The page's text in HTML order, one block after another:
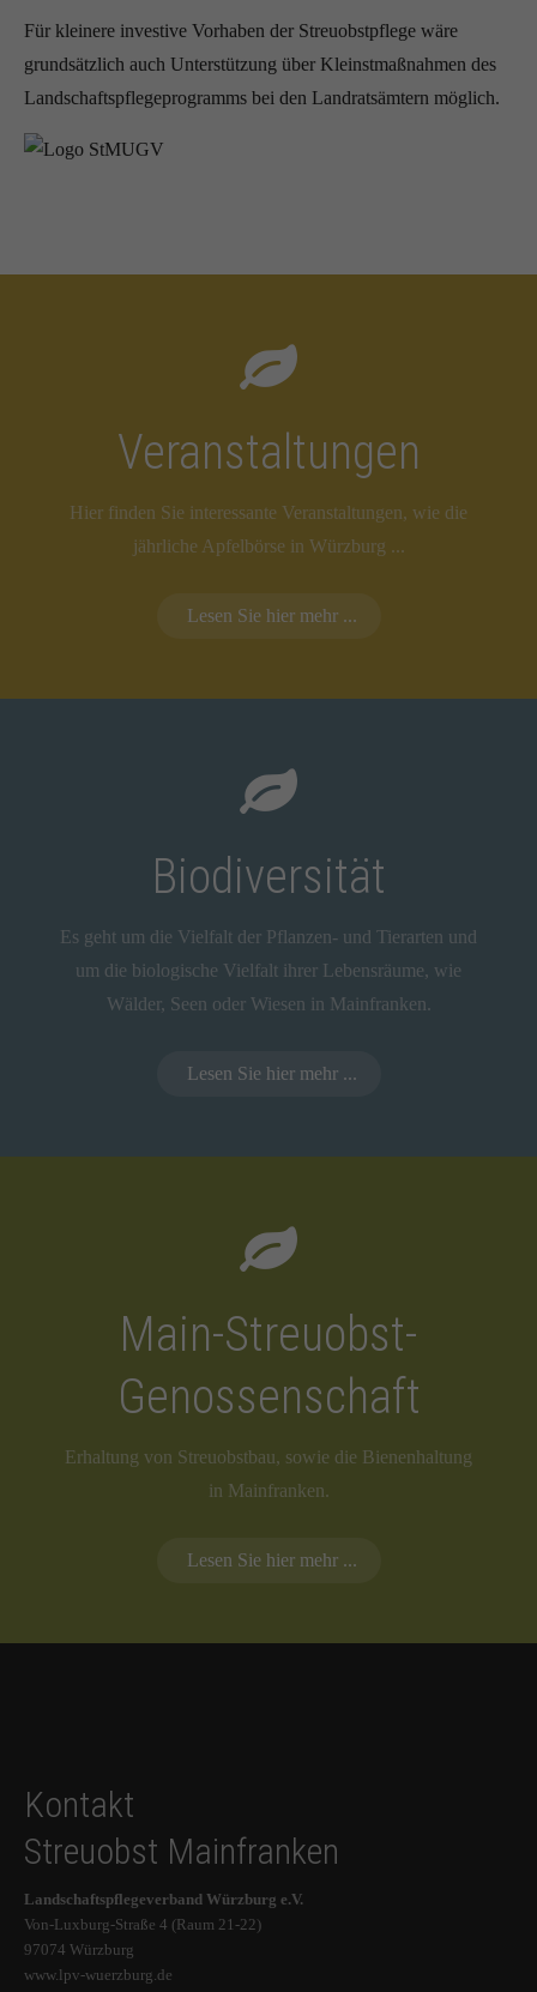
Für kleinere investive Vorhaben der Streuobstpflege wäre
grundsätzlich auch Unterstützung über Kleinstmaßnahmen des
Landschaftspflegeprogramms bei den Landratsämtern möglich.
Veranstaltungen
Hier finden Sie interessante Veranstaltungen, wie die
jährliche Apfelbörse in Würzburg ...
Lesen Sie hier mehr ...
Biodiversität
Es geht um die Vielfalt der Pflanzen- und Tierarten und
um die biologische Vielfalt ihrer Lebensräume, wie
Wälder, Seen oder Wiesen in Mainfranken.
Lesen Sie hier mehr ...
Main-Streuobst-
Genossenschaft
Erhaltung von Streuobstbau, sowie die Bienenhaltung
in Mainfranken.
Lesen Sie hier mehr ...
Kontakt
Streuobst Mainfranken
Landschaftspflegeverband Würzburg e.V.
Von-Luxburg-Straße 4 (Raum 21-22)
97074 Würzburg
www.lpv-wuerzburg.de